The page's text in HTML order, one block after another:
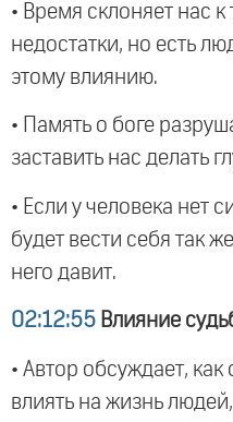
• Время склоняет нас
недостатки, но есть
этому влиянию.
• Память о боге
заставить нас делать
• Если у человека нет
будет вести себя так
него давит.
02:12:55 Влияние
• Автор обсуждает,
влиять на жизнь